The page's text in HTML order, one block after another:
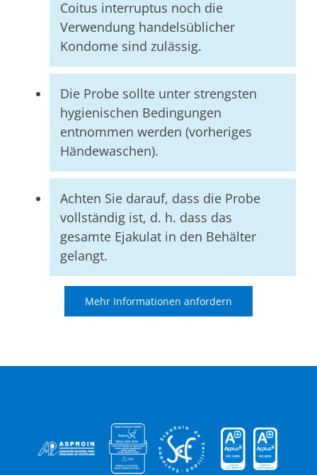
Coitus interruptus noch die
Verwendung handelsüblicher
Kondome sind zulässig.
Die Probe sollte unter strengsten
hygienischen Bedingungen
entnommen werden (vorheriges
Händewaschen).
Achten Sie darauf, dass die Probe
vollständig ist, d. h. dass das
gesamte Ejakulat in den Behälter
gelangt.
Mehr Informationen anfordern